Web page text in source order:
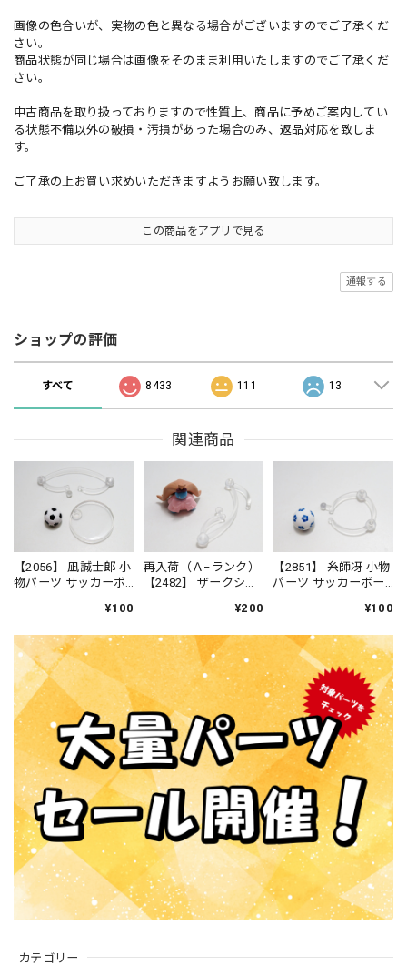
カテゴリー
画像の色合いが、実物の色と異なる場合がございますのでご了承くだ
さい。
商品状態が同じ場合は画像をそのまま利用いたしますのでご了承くだ
さい。
中古商品を取り扱っておりますので性質上、商品に予めご案内してい
る状態不備以外の破損・汚損があった場合のみ、返品対応を致しま
す。
ご了承の上お買い求めいただきますようお願い致します。
この商品をアプリで見る
通報する
ショップの評価
すべて 8433 111 13
関連商品
【2056】 凪誠士郎 小
物パーツ サッカーボ
¥100
再入荷（Ａ−ランク）
【2482】 ザークシー
ーツ エミリー ねん
¥200
【2851】 糸師冴 小物
パーツ サッカーボー
¥100